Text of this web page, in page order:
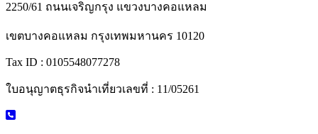
2250/61 ถนนเจริญกรุง แขวงบางคอแหลม
เขตบางคอแหลม กรุงเทพมหานคร 10120
Tax ID : 0105548077278
ใบอนุญาตธุรกิจนำเที่ยวเลขที่ : 11/05261